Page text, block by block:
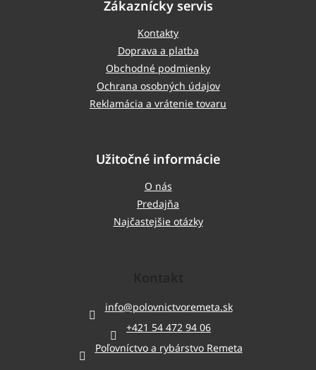
Zákaznícky servis
Kontakty
Doprava a platba
Obchodné podmienky
Ochrana osobných údajov
Reklamácia a vrátenie tovaru
Užitočné informácie
O nás
Predajňa
Najčastejšie otázky
info@polovnictvoremeta.sk
+421 54 472 94 06
Poľovníctvo a rybárstvo Remeta